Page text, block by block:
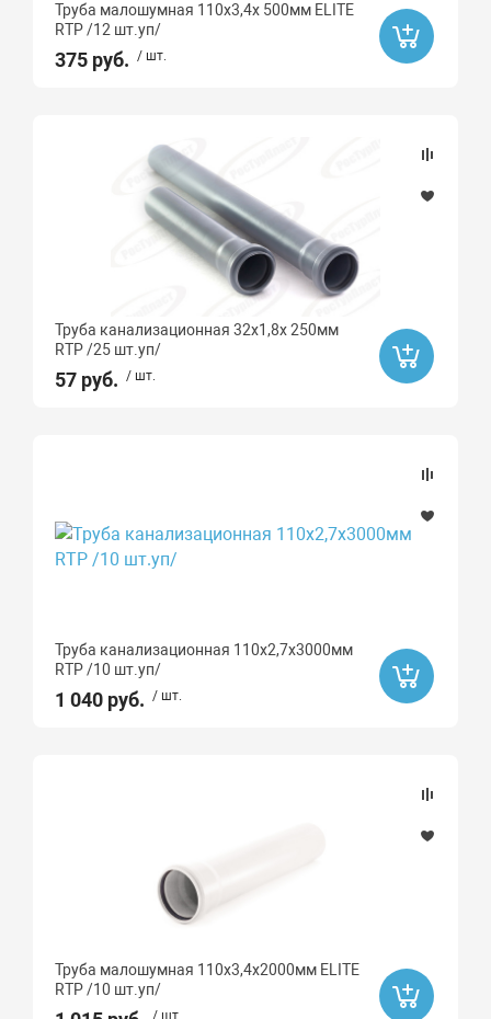
Труба малошумная 110х3,4х 500мм ELITE
RTP /12 шт.уп/
375 руб. / шт.
Труба канализационная 32х1,8х 250мм
RTP /25 шт.уп/
57 руб. / шт.
Труба канализационная 110х2,7х3000мм
RTP /10 шт.уп/
1 040 руб. / шт.
Труба малошумная 110х3,4х2000мм ELITE
RTP /10 шт.уп/
/ шт.